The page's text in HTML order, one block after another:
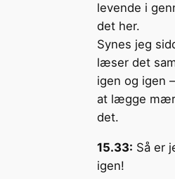
levende i
det her.
Synes jeg
læser det
igen og igen
at lægge
det.
15.33: Så er
igen!